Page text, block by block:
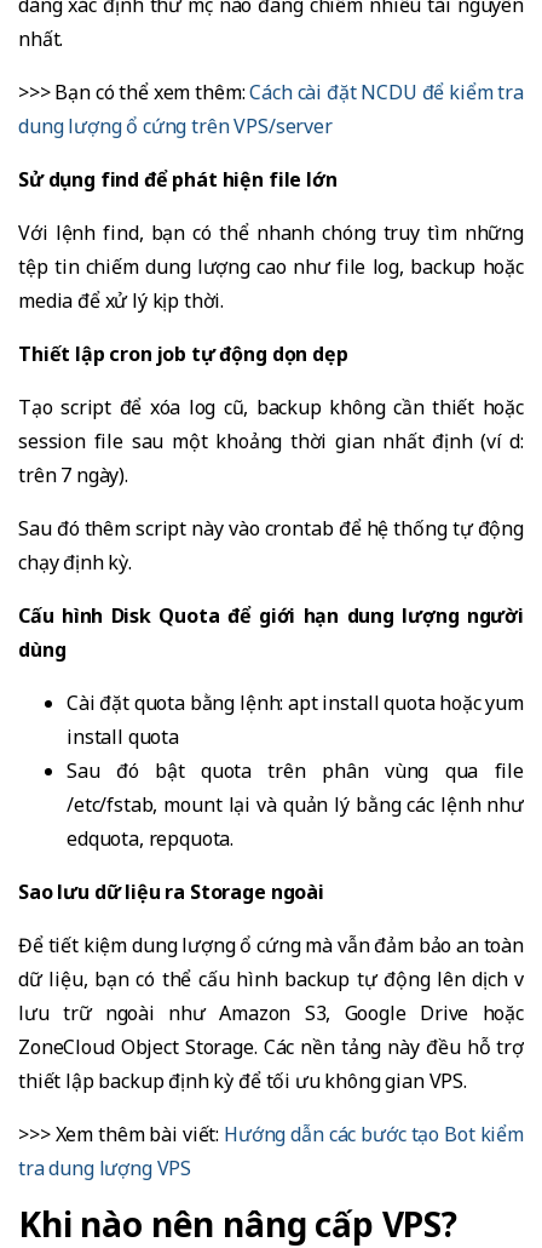
nhất.
>>> Bạn có thể xem thêm:Cách cài đặt NCDU để kiểm tra
dung lượng ổ cứng trên VPS/server
Sử dụng find để phát hiện file lớn
Với lệnh find, bạn có thể nhanh chóng truy tìm những
tệp tin chiếm dung lượng cao như file log, backup hoặc
media để xử lý kịp thời.
Thiết lập cron job tự động dọn dẹp
Tạo script để xóa log cũ, backup không cần thiết hoặc
session file sau một khoảng thời gian nhất định (ví dụ:
trên 7 ngày).
Sau đó thêm script này vào crontab để hệ thống tự động
chạy định kỳ.
Cấu hình Disk Quota để giới hạn dung lượng người
dùng
Cài đặt quota bằng lệnh: apt install quota hoặc yum
install quota
Sau đó bật quota trên phân vùng qua file
/etc/fstab, mount lại và quản lý bằng các lệnh như
edquota, repquota.
Sao lưu dữ liệu ra Storage ngoài
Để tiết kiệm dung lượng ổ cứng mà vẫn đảm bảo an toàn
dữ liệu, bạn có thể cấu hình backup tự động lên dịch vụ
lưu trữ ngoài như Amazon S3, Google Drive hoặc
ZoneCloud Object Storage. Các nền tảng này đều hỗ trợ
thiết lập backup định kỳ để tối ưu không gian VPS.
>>> Xem thêm bài viết: Hướng dẫn các bước tạo Bot kiểm
tra dung lượng VPS
Khi nào nên nâng cấp VPS?